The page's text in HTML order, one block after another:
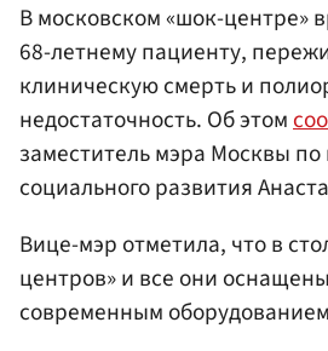
В московском «шок-центре»
68-летнему пациенту,
клиническую смерть и
недостаточность. Об этом
заместитель мэра Москвы
социального развития
Вице-мэр отметила, что в
центров» и все они
современным